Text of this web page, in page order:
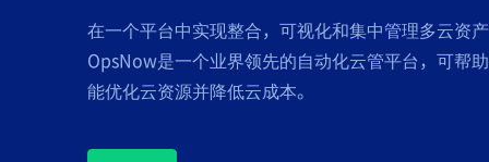
在一个平台中实现整合，可视化和集中管理多云资
OpsNow是一个业界领先的自动化云管平台，可帮
能优化云资源并降低云成本。